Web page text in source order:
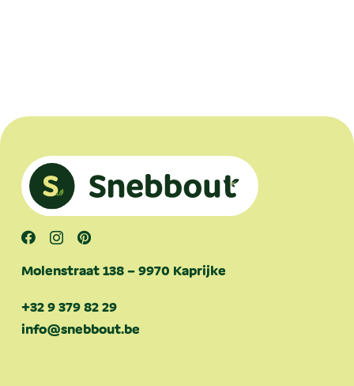
Molenstraat 138 – 9970 Kaprijke
+32 9 379 82 29
info@snebbout.be